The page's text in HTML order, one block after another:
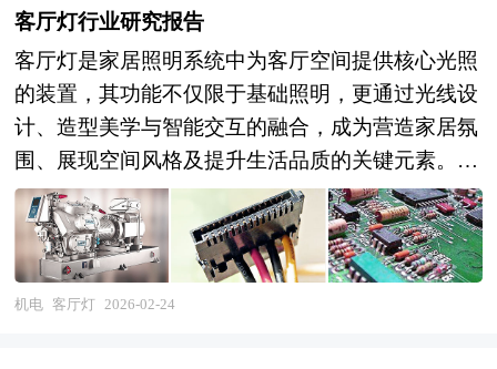
客厅灯行业研究报告
客厅灯是家居照明系统中为客厅空间提供核心光照
的装置，其功能不仅限于基础照明，更通过光线设
计、造型美学与智能交互的融合，成为营造家居氛
围、展现空间风格及提升生活品质的关键元素。从
技术层面看，客厅灯通常采用LED等高效光源，结
合扩散板、反光杯等光学结构，实现均匀柔和的光
线分布，避免眩光干扰，同时通过色温调节（如暖
光营造温馨感、冷光增强清晰度）与亮度控制（如
机电 客厅灯 2026-02-24